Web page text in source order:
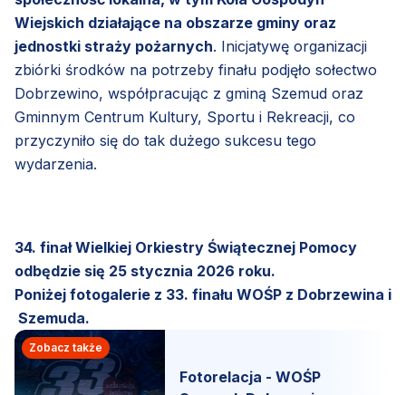
Wiejskich działające na obszarze gminy oraz
jednostki straży pożarnych. Inicjatywę organizacji
zbiórki środków na potrzeby finału podjęło sołectwo
Dobrzewino, współpracując z gminą Szemud oraz
Gminnym Centrum Kultury, Sportu i Rekreacji, co
przyczyniło się do tak dużego sukcesu tego
wydarzenia.
34. finał Wielkiej Orkiestry Świątecznej Pomocy
odbędzie się 25 stycznia 2026 roku.
Poniżej fotogalerie z 33. finału WOŚP z Dobrzewina i
Szemuda.
Zobacz także
Fotorelacja - WOŚP